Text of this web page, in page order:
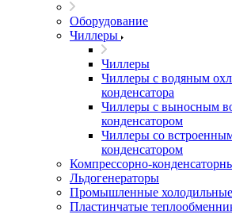
Оборудование
Чиллеры
Чиллеры
Чиллеры с водяным
конденсатора
Чиллеры с выносным
конденсатором
Чиллеры со
конденсатором
Компрессорно-
Льдогенераторы
Промышленные холодильные
Пластинчатые